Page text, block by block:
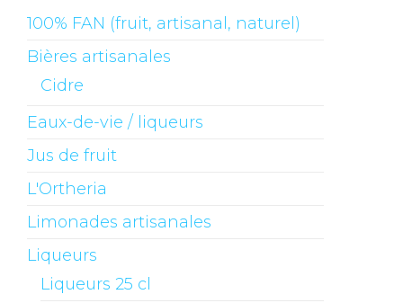
100% FAN (fruit, artisanal, naturel)
Bières artisanales
Cidre
Eaux-de-vie / liqueurs
Jus de fruit
L'Ortheria
Limonades artisanales
Liqueurs
Liqueurs 25 cl